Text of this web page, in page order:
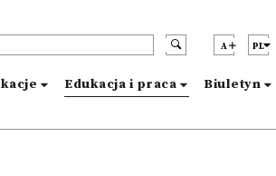
A PL
Edukacja i praca Biuletyn